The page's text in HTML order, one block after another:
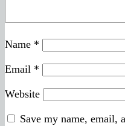
Name *
Email *
Website
Save my name, email,